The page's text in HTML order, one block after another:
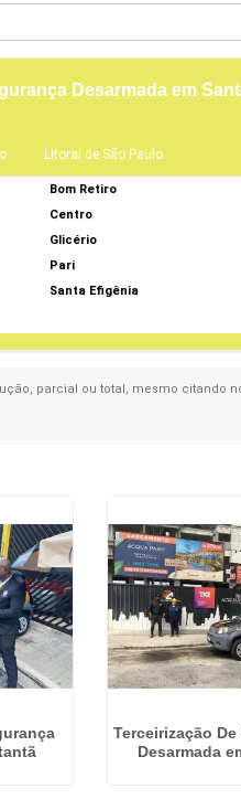
Desarmada em
Litoral de São Paulo
Bom Retiro
Centro
Glicério
Pari
Santa Efigênia
parcial ou total, mesmo citando
Terceirização
Desarmada